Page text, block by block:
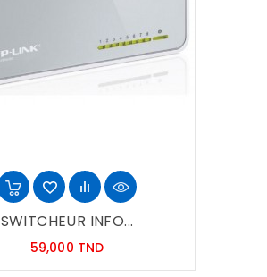
SWITCHEUR INFO...
59,000 TNDPrix